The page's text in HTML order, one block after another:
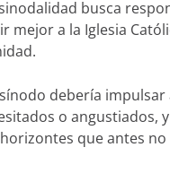
busca
mejor a la Iglesia
debería impulsar
o angustiados,
que antes